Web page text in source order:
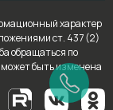
характер
ст. 437 (2)
обращаться по
быть изменена